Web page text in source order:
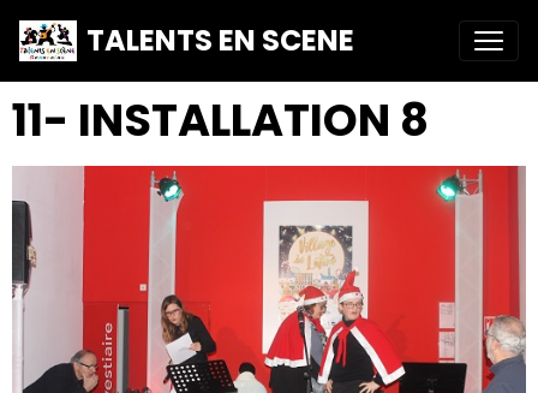
TALENTS EN SCENE
11- INSTALLATION 8